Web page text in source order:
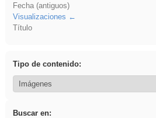
Fecha (antiguos)
Visualizaciones
Título
Tipo de contenido:
Buscar en: